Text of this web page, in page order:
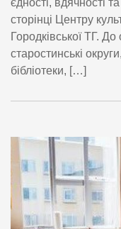
єдності, вдячності
сторінці Центру
Городківської ТГ. До
старостинські
бібліотеки, […]